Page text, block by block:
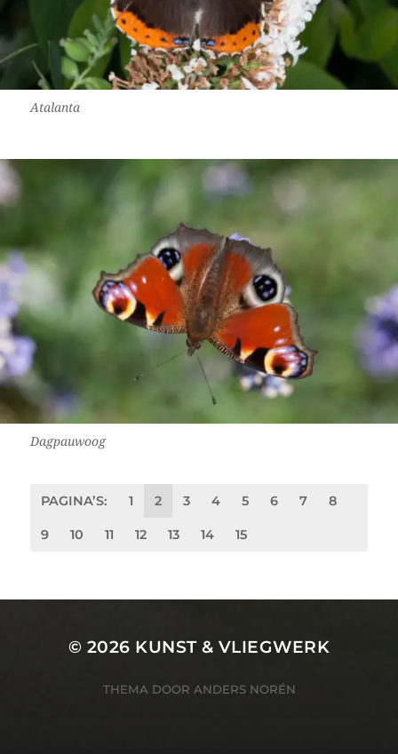
Atalanta
Dagpauwoog
PAGINA’S: 1 2 3 4 5 6 7 8
9 10 11 12 13 14 15
© 2026 KUNST & VLIEGWERK
THEMA DOOR ANDERS NORÉN